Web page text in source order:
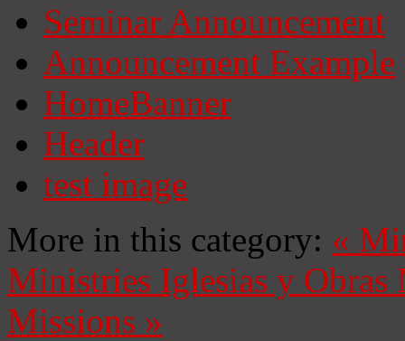
Seminar Announcement
Announcement Example
HomeBanner
Header
test image
More in this category: «
Ministries Iglesias y Obras
Missions »